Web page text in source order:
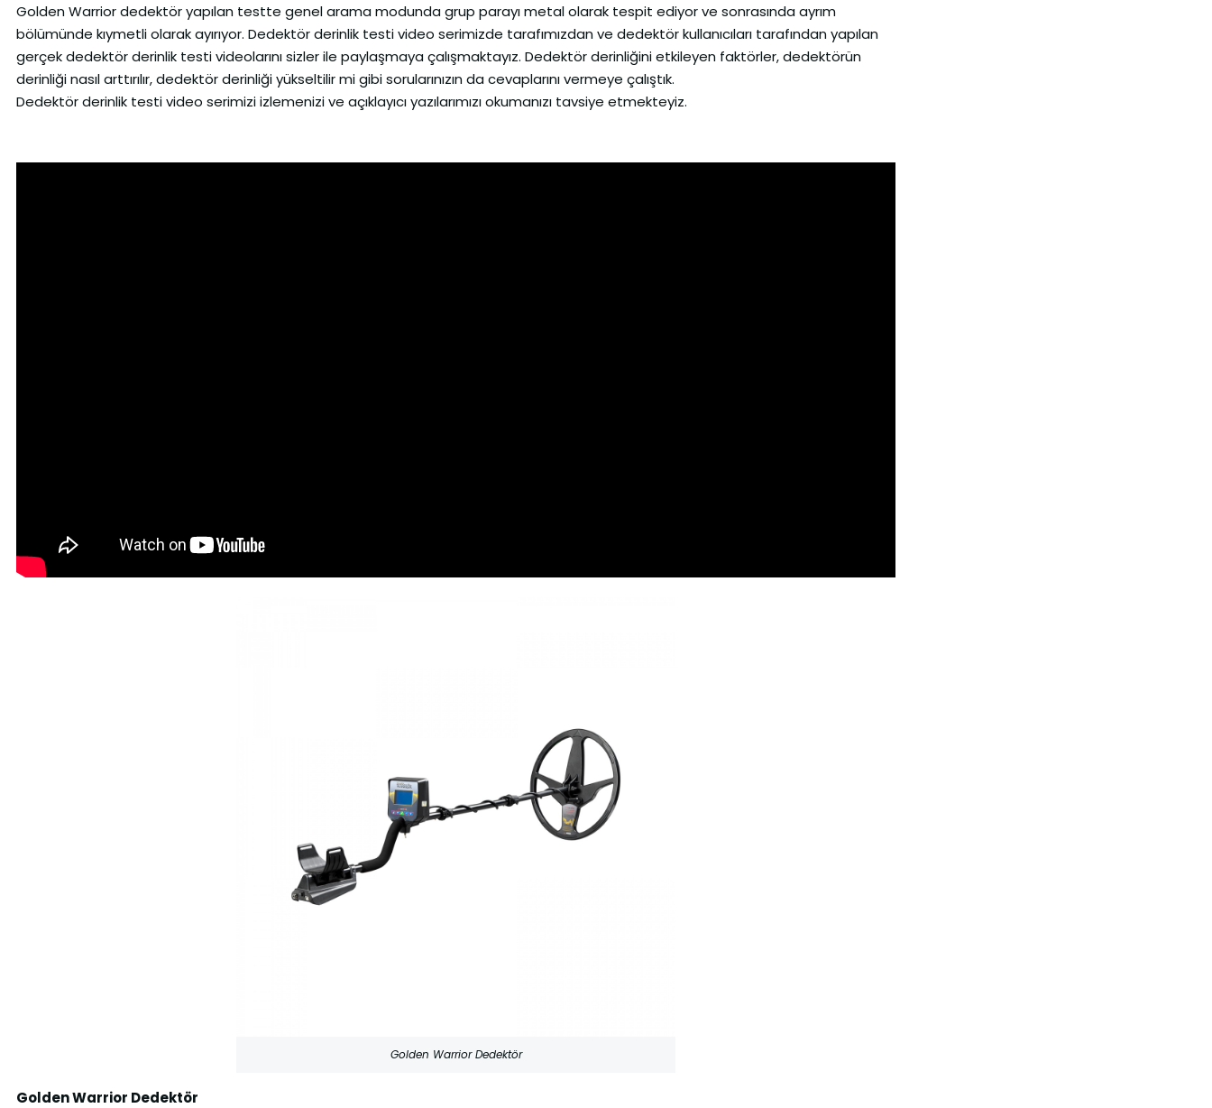
Golden Warrior dedektör yapılan testte genel arama modunda grup parayı metal olarak tespit ediyor ve sonrasında ayrım
bölümünde kıymetli olarak ayırıyor. Dedektör derinlik testi video serimizde tarafımızdan ve dedektör kullanıcıları tarafından yapılan
gerçek dedektör derinlik testi videolarını sizler ile paylaşmaya çalışmaktayız. Dedektör derinliğini etkileyen faktörler, dedektörün
derinliği nasıl arttırılır, dedektör derinliği yükseltilir mi gibi sorularınızın da cevaplarını vermeye çalıştık.
Dedektör derinlik testi video serimizi izlemenizi ve açıklayıcı yazılarımızı okumanızı tavsiye etmekteyiz.
Golden Warrior Dedektör
Golden Warrior Dedektör